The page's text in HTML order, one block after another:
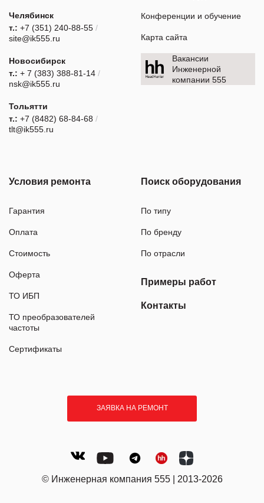
Челябинск
т.: +7 (351) 240-88-55 /
site@ik555.ru
Новосибирск
т.: + 7 (383) 388-81-14 /
nsk@ik555.ru
Тольятти
т.: +7 (8482) 68-84-68 /
tlt@ik555.ru
Конференции и обучение
Карта сайта
Вакансии
Инженерной
компании 555
Условия ремонта
Гарантия
Оплата
Стоимость
Оферта
ТО ИБП
ТО преобразователей
частоты
Сертификаты
Поиск оборудования
По типу
По бренду
По отрасли
Примеры работ
Контакты
ЗАЯВКА НА РЕМОНТ
© Инженерная компания 555 | 2013-2026